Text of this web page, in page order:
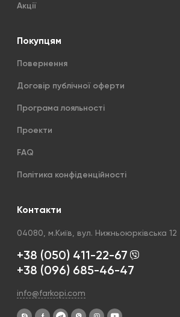
Акції
Покупцям
Повернення
Договір публічної оферти
Програма лояльності
Проекти
FAQ
Політика конфіденційності
Контакти
04080, м.Київ, вул. Нижньоюрківська 12
+38 (050) 411-22-67
+38 (096) 685-46-47
info@farkopi.com